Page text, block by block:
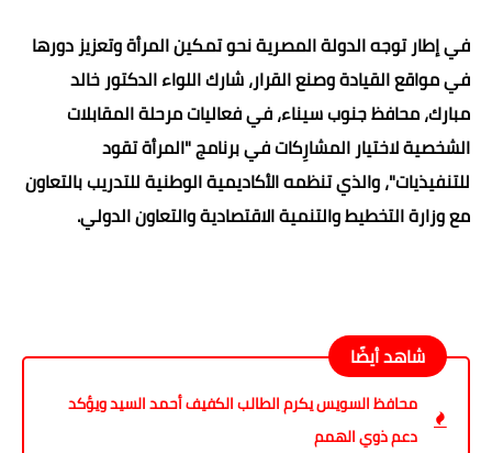
في إطار توجه الدولة المصرية نحو تمكين المرأة وتعزيز دورها
في مواقع القيادة وصنع القرار، شارك اللواء الدكتور خالد
مبارك، محافظ جنوب سيناء، في فعاليات مرحلة المقابلات
الشخصية لاختيار المشارِكات في برنامج "المرأة تقود
للتنفيذيات"، والذي تنظمه الأكاديمية الوطنية للتدريب بالتعاون
مع وزارة التخطيط والتنمية الاقتصادية والتعاون الدولي.
شاهد أيضًا
محافظ السويس يكرم الطالب الكفيف أحمد السيد ويؤكد
دعم ذوي الهمم